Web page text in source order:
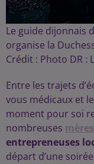
Le guide dijonnais
organise la
Crédit : Photo DR :
Entre les trajets
vous médicaux et
moment pour soi
nombreuses
entrepreneuses
départ d’une